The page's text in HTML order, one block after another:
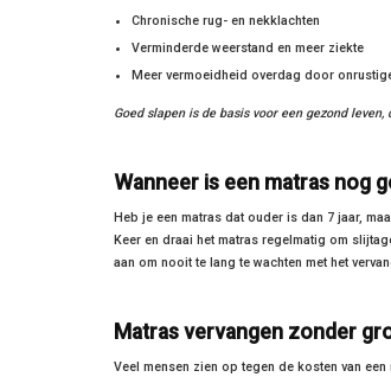
Chronische rug- en nekklachten
Verminderde weerstand en meer ziekte
Meer vermoeidheid overdag door
Goed slapen is de basis voor een gezond
Wanneer is een matras nog
Heb je een matras dat ouder is dan 7 jaar,
Keer en draai het matras regelmatig om
aan om nooit te lang te wachten met het
Matras vervangen zonder
Veel mensen zien op tegen de kosten van